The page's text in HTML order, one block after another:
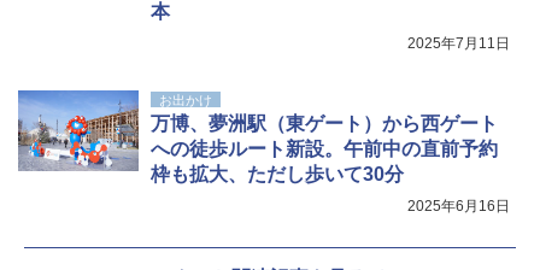
本
2025年7月11日
お出かけ
万博、夢洲駅（東ゲート）から西ゲート
への徒歩ルート新設。午前中の直前予約
枠も拡大、ただし歩いて30分
2025年6月16日